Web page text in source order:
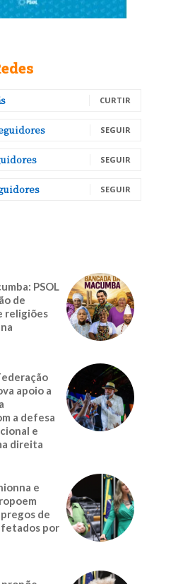
CURTIR
SEGUIR
SEGUIR
SEGUIR
PSOL
de
religiões
apoio a
a defesa
e
direita
e
de
por